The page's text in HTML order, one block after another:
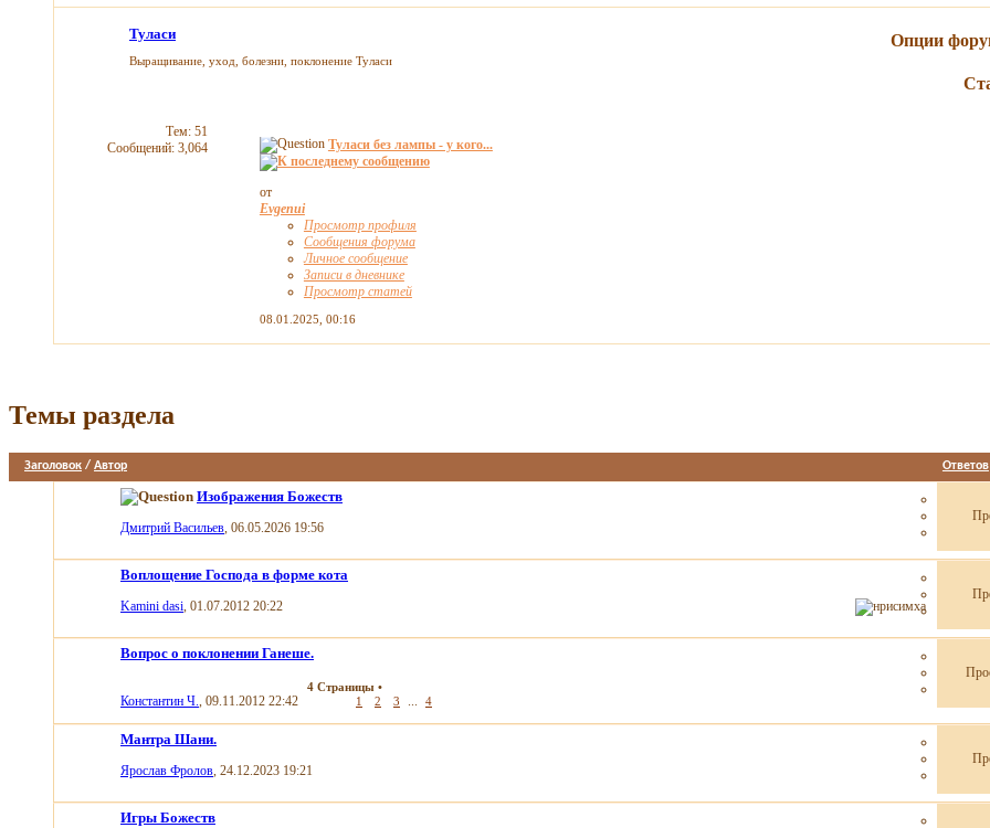
Туласи
Выращивание, уход, болезни, поклонение Туласи
Опции
Тем: 51
Сообщений: 3,064
Туласи без лампы - у кого...
от
Evgenui
Просмотр профиля
Сообщения форума
Личное сообщение
Записи в дневнике
Просмотр статей
08.01.2025, 00:16
Темы раздела
Заголовок / Автор Ответов
Изображения Божеств
Дмитрий Васильев , 06.05.2026 19:56
Воплощение Господа в форме кота
Kamini dasi , 01.07.2012 20:22
Вопрос о поклонении Ганеше.
Константин Ч. , 09.11.2012 22:42
4 Страницы •
1
2 3 4
Мантра Шани.
Ярослав Фролов , 24.12.2023 19:21
Игры Божеств